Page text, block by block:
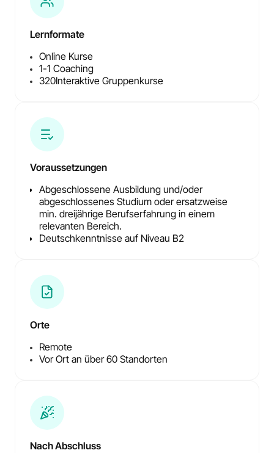
Lernformate
Online Kurse
1-1 Coaching
320Interaktive Gruppenkurse
Voraussetzungen
Abgeschlossene Ausbildung und/oder
abgeschlossenes Studium oder ersatzweise
min. dreijährige Berufserfahrung in einem
relevanten Bereich.
Deutschkenntnisse auf Niveau B2
Orte
Remote
Vor Ort an über 60 Standorten
Nach Abschluss